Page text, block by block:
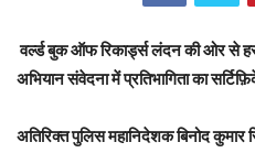
वर्ल्ड बुक ऑफ रिकार्ड्स लंदन की ओर से हर
अभियान संवेदना में प्रतिभागिता का
अतिरिक्त पुलिस महानिदेशक बिनोद कुमार